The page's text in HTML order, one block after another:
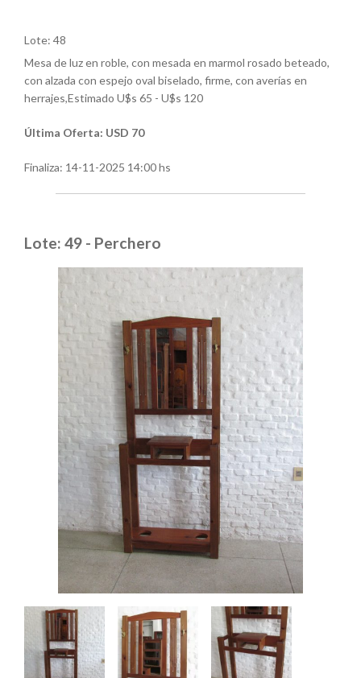
Lote: 48
Mesa de luz en roble, con mesada en marmol rosado beteado,
con alzada con espejo oval biselado, firme, con averías en
herrajes,Estimado U$s 65 - U$s 120
Última Oferta: USD 70
Finaliza: 14-11-2025 14:00 hs
Lote: 49 - Perchero